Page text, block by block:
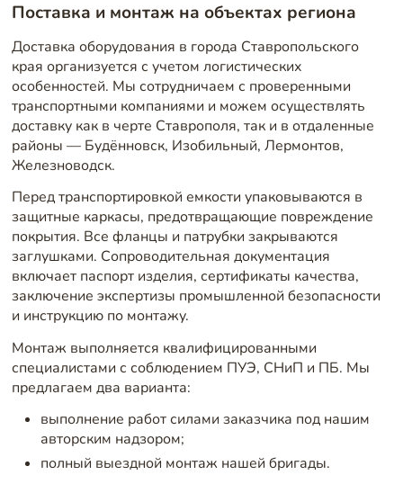
Поставка и монтаж на объектах региона
Доставка оборудования в города Ставропольского
края организуется с учетом логистических
особенностей. Мы сотрудничаем с проверенными
транспортными компаниями и можем осуществлять
доставку как в черте Ставрополя, так и в отдаленные
районы — Будённовск, Изобильный, Лермонтов,
Железноводск.
Перед транспортировкой емкости упаковываются в
защитные каркасы, предотвращающие повреждение
покрытия. Все фланцы и патрубки закрываются
заглушками. Сопроводительная документация
включает паспорт изделия, сертификаты качества,
заключение экспертизы промышленной безопасности
и инструкцию по монтажу.
Монтаж выполняется квалифицированными
специалистами с соблюдением ПУЭ, СНиП и ПБ. Мы
предлагаем два варианта:
выполнение работ силами заказчика под нашим
авторским надзором;
полный выездной монтаж нашей бригады.